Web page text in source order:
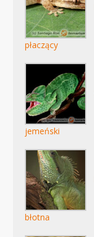
płaczący
jemeński
błotna